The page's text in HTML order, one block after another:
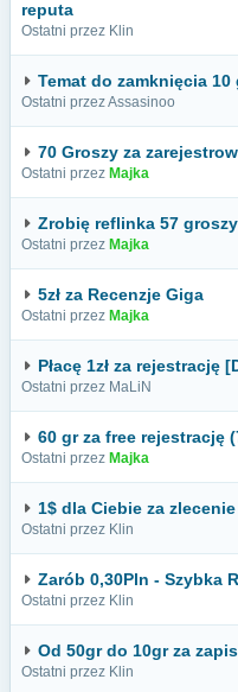
reputa
Ostatni przez Klin
Temat do zamknięcia 10
Ostatni przez Assasinoo
70 Groszy za
Ostatni przez Majka
Zrobię reflinka 57
Ostatni przez Majka
5zł za Recenzje Giga
Ostatni przez Majka
Płacę 1zł za rejestrację
Ostatni przez MaLiN
60 gr za free rejestrację
Ostatni przez Majka
1$ dla Ciebie za
Ostatni przez Klin
Zarób 0,30Pln - Szybka
Ostatni przez Klin
Od 50gr do 10gr za
Ostatni przez Klin